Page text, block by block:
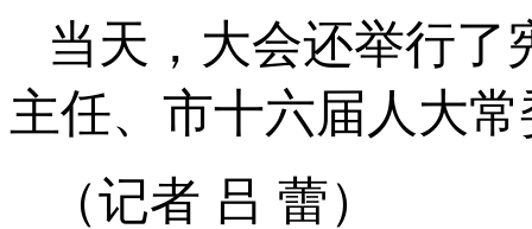
当天，大会还举行了
主任、市十六届人大
（记者 吕 蕾）